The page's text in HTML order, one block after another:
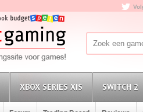
XBOX SERIES X|S SWITCH 2